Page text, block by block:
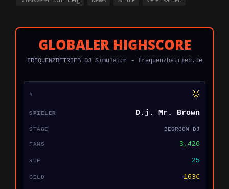
GLOBALER HIGHSCORE
FREQUENZBETRIEB DJ Simulator – frequenzbetrieb.de
🥇
D.j. Mr. Brown
BEDROOM DJ
3,426
25
-163€